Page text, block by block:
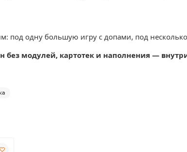
под одну большую игру с допами, под
модулей, картотек и наполнения —